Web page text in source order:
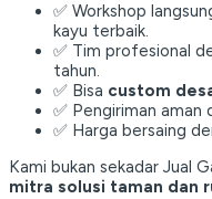
✅ Workshop
kayu terbaik.
✅ Tim profesional
tahun.
✅ Bisa custom
✅ Pengiriman aman
✅ Harga bersaing
Kami bukan sekadar Jual
mitra solusi taman dan